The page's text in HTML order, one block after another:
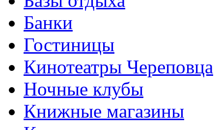
Банки
Гостиницы
Кинотеатры Череповца
Ночные клубы
Книжные магазины